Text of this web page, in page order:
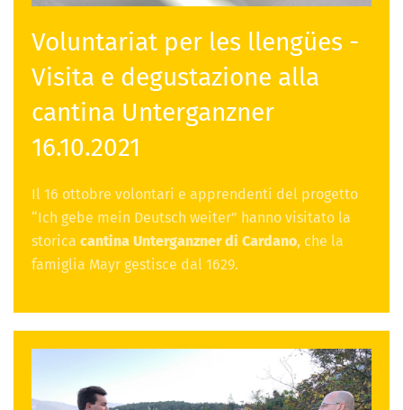
Voluntariat per les llengües -
Visita e degustazione alla
cantina Unterganzner
16.10.2021
Il 16 ottobre volontari e apprendenti del progetto
“Ich gebe mein Deutsch weiter” hanno visitato la
storica cantina Unterganzner di Cardano, che la
famiglia Mayr gestisce dal 1629.